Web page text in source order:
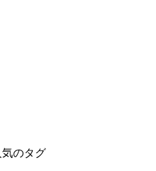
気のタグ